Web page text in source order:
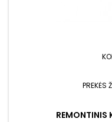
PREKĖS
REMONTINIS